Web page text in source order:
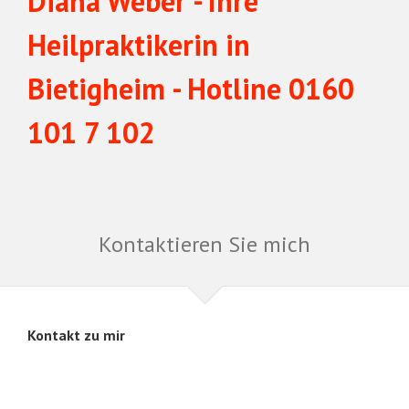
Heilpraktikerin in
Bietigheim - Hotline 0160
101 7 102
Kontaktieren Sie mich
Kontakt zu mir